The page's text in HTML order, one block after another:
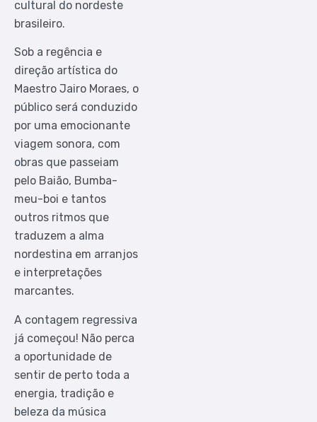
cultural do nordeste
brasileiro.
Sob a regência e
direção artística do
Maestro Jairo Moraes, o
público será conduzido
por uma emocionante
viagem sonora, com
obras que passeiam
pelo Baião, Bumba-
meu-boi e tantos
outros ritmos que
traduzem a alma
nordestina em arranjos
e interpretações
marcantes.
A contagem regressiva
já começou! Não perca
a oportunidade de
sentir de perto toda a
energia, tradição e
beleza da música